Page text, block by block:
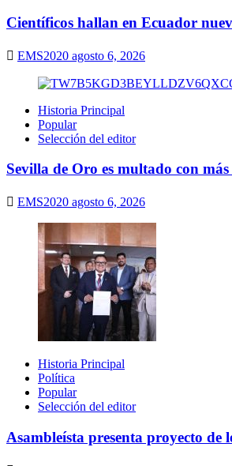
Científicos hallan en Ecuador
EMS2020 agosto 6, 2026
Historia Principal
Popular
Selección del editor
Sevilla de Oro es multado con
EMS2020 agosto 6, 2026
Historia Principal
Política
Popular
Selección del editor
Asambleísta presenta proyecto de